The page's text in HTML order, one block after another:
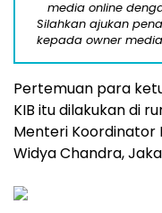
media online
Silahkan ajukan
kepada owner
Pertemuan para
KIB itu dilakukan di
Menteri Koordinator
Widya Chandra,